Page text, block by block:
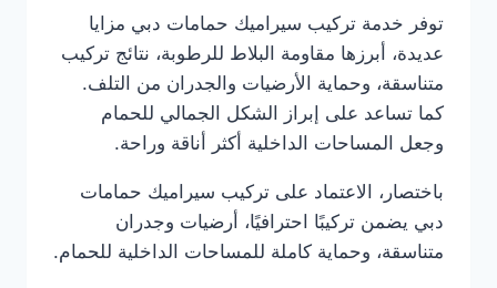
توفر خدمة تركيب سيراميك حمامات دبي مزايا
عديدة، أبرزها مقاومة البلاط للرطوبة، نتائج تركيب
متناسقة، وحماية الأرضيات والجدران من التلف.
كما تساعد على إبراز الشكل الجمالي للحمام
وجعل المساحات الداخلية أكثر أناقة وراحة.
باختصار، الاعتماد على تركيب سيراميك حمامات
دبي يضمن تركيبًا احترافيًا، أرضيات وجدران
متناسقة، وحماية كاملة للمساحات الداخلية للحمام.